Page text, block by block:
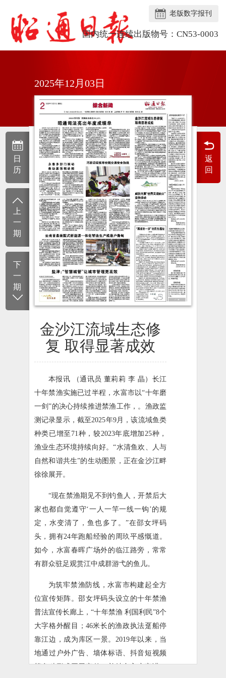
老版数字报刊
国内统一连续出版物号：CN53-0003
日
历
上
一
期
下
一
期
返
回
2025年12月03日
金沙江流域生态修
复 取得显著成效
本报讯 （通讯员 董莉莉 李 晶）长江
十年禁渔实施已过半程，水富市以“十年磨
一剑”的决心持续推进禁渔工作，。渔政监
测记录显示，截至2025年9月，该流域鱼类
种类已增至71种，较2023年底增加25种，
渔业生态环境持续向好。“水清鱼欢、人与
自然和谐共生”的生动图景，正在金沙江畔
徐徐展开。
“现在禁渔期见不到钓鱼人，开禁后大
家也都自觉遵守‘一人一竿一线一钩’的规
定，水变清了，鱼也多了。”在邵女坪码
头，拥有24年跑船经验的周玖平感慨道。
如今，水富春晖广场外的临江路旁，常常
有群众驻足观赏江中成群游弋的鱼儿。
为筑牢禁渔防线，水富市构建起全方
位宣传矩阵。邵女坪码头设立的十年禁渔
普法宣传长廊上，“十年禁渔 利国利民”8个
大字格外醒目；46米长的渔政执法趸船停
靠江边，成为库区一景。2019年以来，当
地通过户外广告、墙体标语、抖音短视频